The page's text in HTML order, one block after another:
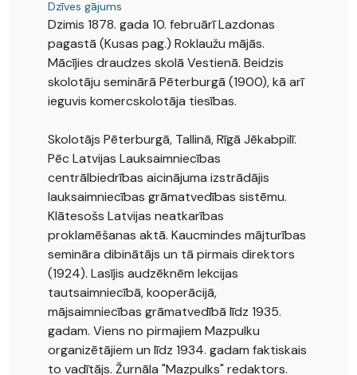
Dzīves gājums
Dzimis 1878. gada 10. februārī Lazdonas
pagastā (Kusas pag.) Roklaužu mājās.
Mācījies draudzes skolā Vestienā. Beidzis
skolotāju seminārā Pēterburgā (1900), kā arī
ieguvis komercskolotāja tiesības.
Skolotājs Pēterburgā, Tallinā, Rīgā Jēkabpilī.
Pēc Latvijas Lauksaimniecības
centrālbiedrības aicinājuma izstrādājis
lauksaimniecības grāmatvedības sistēmu.
Klātesošs Latvijas neatkarības
proklamēšanas aktā. Kaucmindes mājturības
semināra dibinātājs un tā pirmais direktors
(1924). Lasījis audzēknēm lekcijas
tautsaimniecībā, kooperācijā,
mājsaimniecības grāmatvedībā līdz 1935.
gadam. Viens no pirmajiem Mazpulku
organizētājiem un līdz 1934. gadam faktiskais
to vadītājs. Žurnāla "Mazpulks" redaktors.